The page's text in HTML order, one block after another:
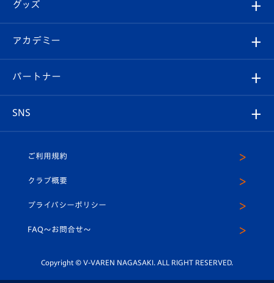
チケット
イベント
メディア
ホームタウン
スタッフプロフィール
マスコット紹介
平和祈念活動
ホームタウン活動
Revive Team
ヴィヴィくんの長崎おもてなしガイド
フォトギャラリー
スタジアムグルメ
V-LOVERS（ファンクラブ）
プレイヤーズスイート
グッズ
オンラインショップ
店舗情報
アカデミー
育成からのお知らせ
U-18
スクール
パートナー
SNS
ヴィヴィくんインスタグラム
公式LINE＠
ご利用規約
クラブ概要
プライバシーポリシー
FAQ〜お問合せ〜
Copyright © V-VAREN NAGASAKI. ALL RIGHT RESERVED.